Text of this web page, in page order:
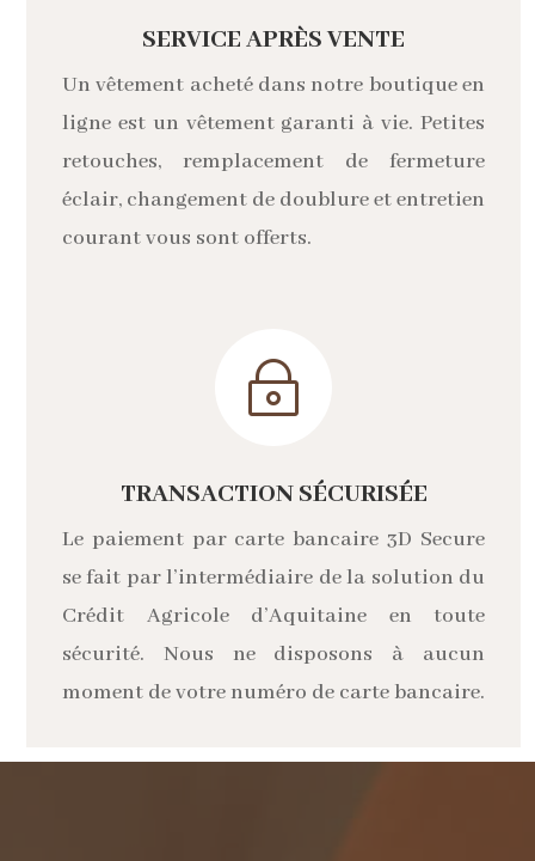
SERVICE APRÈS VENTE
Un vêtement acheté dans notre boutique en
ligne est un vêtement garanti à vie. Petites
retouches, remplacement de fermeture
éclair, changement de doublure et entretien
courant vous sont offerts.
~
TRANSACTION SÉCURISÉE
Le paiement par carte bancaire 3D Secure
se fait par l’intermédiaire de la solution du
Crédit Agricole d’Aquitaine en toute
sécurité. Nous ne disposons à aucun
moment de votre numéro de carte bancaire.